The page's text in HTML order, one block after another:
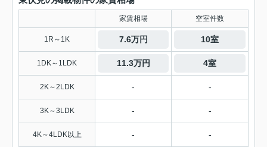
家賃相場 空室件数
1R～1K 7.6万円 10室
1DK～1LDK 11.3万円 4室
2K～2LDK - -
3K～3LDK - -
4K～4LDK以上 - -